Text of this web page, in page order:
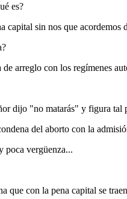
es?
capital sin nos que acordemos
arreglo con los regímenes
dijo "no matarás" y figura tal
del aborto con la
poca vergüenza...
que con la pena capital se